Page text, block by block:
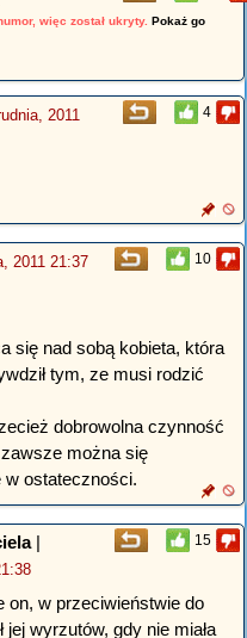
więc został ukryty. Pokaż go
4
2011
10
2011 21:37
się nad sobą kobieta, która
tym, ze musi rodzić
dobrowolna czynność
można się
ostateczności.
15
|
on, w przeciwieństwie do
wyrzutów, gdy nie miała